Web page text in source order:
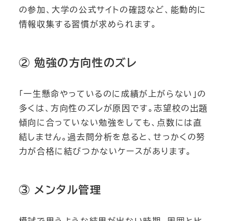
の参加、大学の公式サイトの確認など、能動的に
情報収集する習慣が求められます。
② 勉強の方向性のズレ
「一生懸命やっているのに成績が上がらない」の
多くは、方向性のズレが原因です。志望校の出題
傾向に合っていない勉強をしても、点数には直
結しません。過去問分析を怠ると、せっかくの努
力が合格に結びつかないケースがあります。
③ メンタル管理